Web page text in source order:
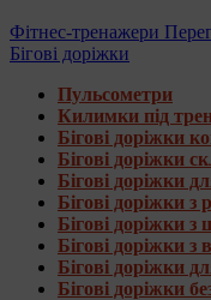
Фітнес-тренажери
Бігові доріжки
Пульсометри
Килимки під
Бігові доріжки
Бігові доріжки
Бігові доріжки
Бігові доріжки
Бігові доріжки
Бігові доріжки
Бігові доріжки
Бігові доріжки